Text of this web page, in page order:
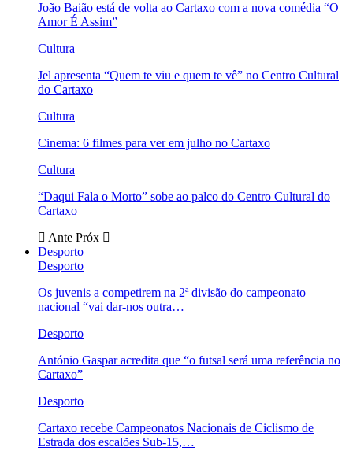
João Baião está de volta ao Cartaxo com a nova comédia “O
Amor É Assim”
Cultura
Jel apresenta “Quem te viu e quem te vê” no Centro Cultural
do Cartaxo
Cultura
Cinema: 6 filmes para ver em julho no Cartaxo
Cultura
“Daqui Fala o Morto” sobe ao palco do Centro Cultural do
Cartaxo
Ante Próx
Desporto
Desporto
Os juvenis a competirem na 2ª divisão do campeonato
nacional “vai dar-nos outra…
Desporto
António Gaspar acredita que “o futsal será uma referência no
Cartaxo”
Desporto
Cartaxo recebe Campeonatos Nacionais de Ciclismo de
Estrada dos escalões Sub-15,…